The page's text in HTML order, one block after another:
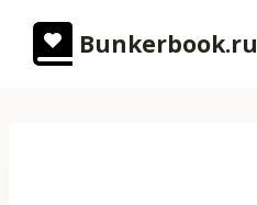
содержимому
Bunkerbook.ru